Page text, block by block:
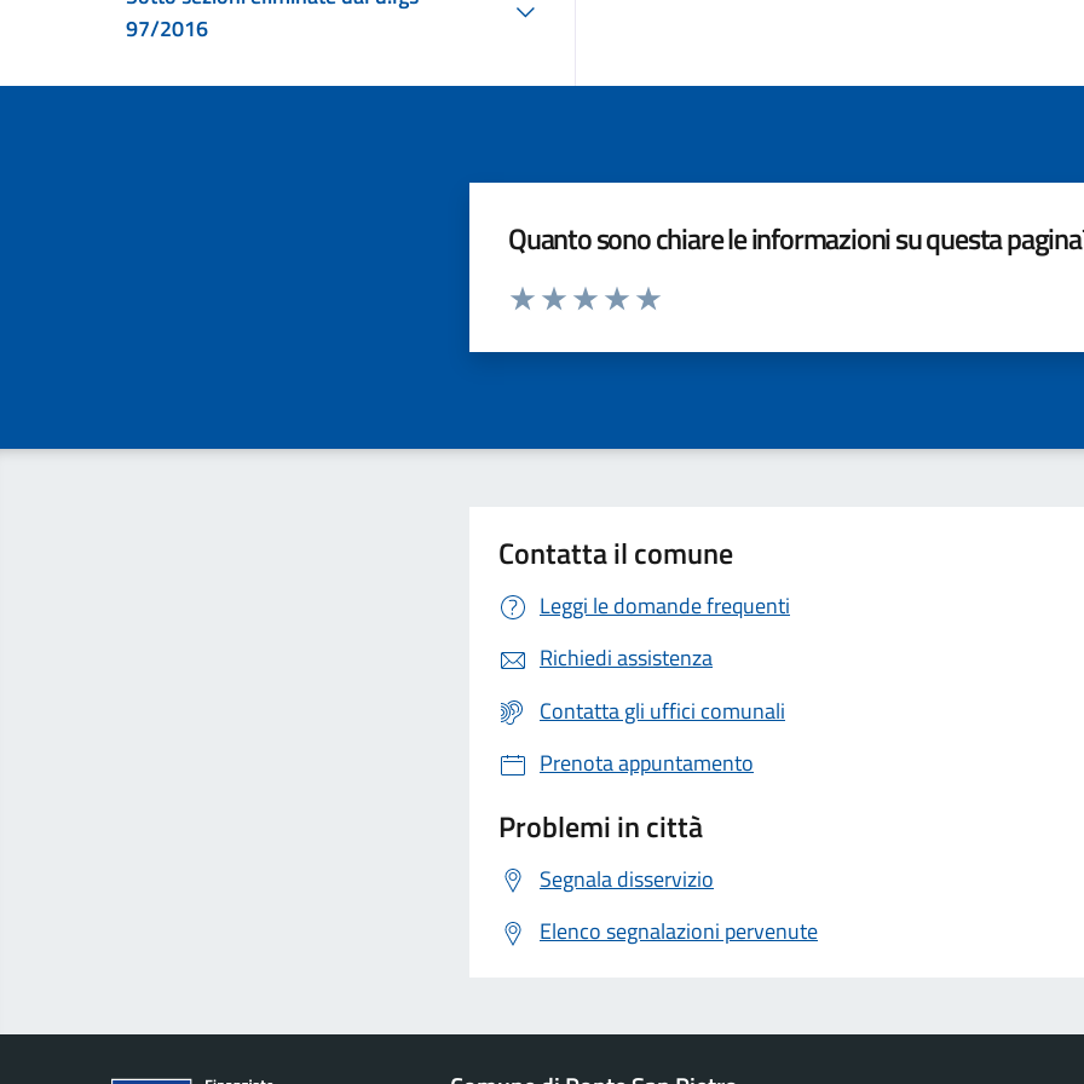
97/2016
Quanto sono chiare le informazioni su questa
Valuta da 1 a 5 stelle la pagina
Contatta il comune
Leggi le domande frequenti
Richiedi assistenza
Contatta gli uffici comunali
Prenota appuntamento
Problemi in città
Segnala disservizio
Elenco segnalazioni pervenute